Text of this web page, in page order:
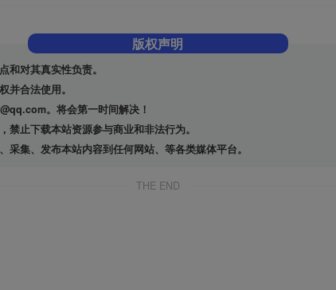
版权声明
和对其真实性负责。
并合法使用。
。将会第一时间解决！
止下载本站资源参与商业和非法行为。
集、发布本站内容到任何网站、等各类媒体平台。
THE END